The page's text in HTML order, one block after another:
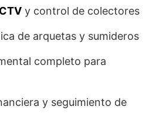
y control de colectores
de arquetas y sumideros
completo para
y seguimiento de